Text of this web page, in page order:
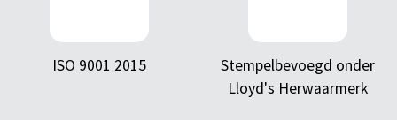
ISO 9001 2015
Stempelbevoegd onder
Lloyd's Herwaarmerk